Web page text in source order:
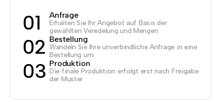
01 Anfrage
Erhalten Sie Ihr Angebot auf Basis der
gewählten Veredelung und Mengen
02 Bestellung
Wandeln Sie Ihre unverbindliche Anfrage in eine
Bestellung um
03 Produktion
Die finale Produktion erfolgt erst nach Freigabe
der Muster